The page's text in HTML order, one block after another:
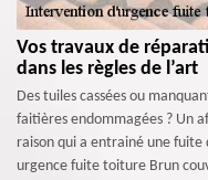
Vos travaux de
dans les règles de l’art
Des tuiles cassées ou
faitières endommagées ? Un
raison qui a entrainé une
urgence fuite toiture Brun